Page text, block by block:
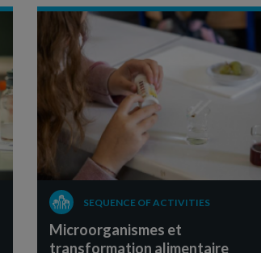
SEQUENCE OF ACTIVITIES
Microorganismes et
transformation alimentaire